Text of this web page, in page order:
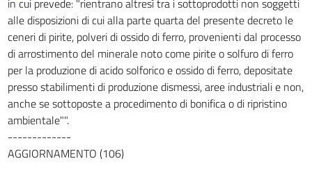
139
140
SEZIONE III
GESTIONE DELLE RISORSE IDRICHE
TITOLO I
PRINCIPI GENERALI E COMPETENZE
141
142
143
in cui prevede: "rientrano altresì tra i sottoprodotti non soggetti
alle disposizioni di cui alla parte quarta del presente decreto le
ceneri di pirite, polveri di ossido di ferro, provenienti dal processo
di arrostimento del minerale noto come pirite o solfuro di ferro
per la produzione di acido solforico e ossido di ferro, depositate
presso stabilimenti di produzione dismessi, aree industriali e non,
anche se sottoposte a procedimento di bonifica o di ripristino
ambientale"".
-------------
AGGIORNAMENTO (106)